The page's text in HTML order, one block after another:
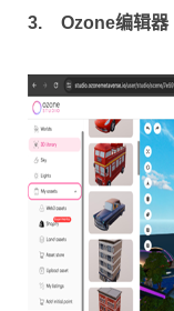
3. Ozone编辑器